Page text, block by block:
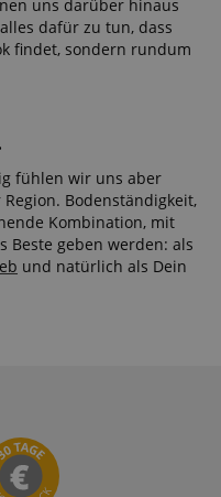
uns darüber hinaus
dafür zu tun, dass
findet, sondern rundum
fühlen wir uns aber
Bodenständigkeit,
Kombination, mit
Beste geben werden: als
und natürlich als Dein